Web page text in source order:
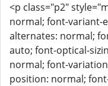
<p class="p2"
normal; font-variant-
alternates: normal;
auto; font-optical-
normal; font-
position: normal;